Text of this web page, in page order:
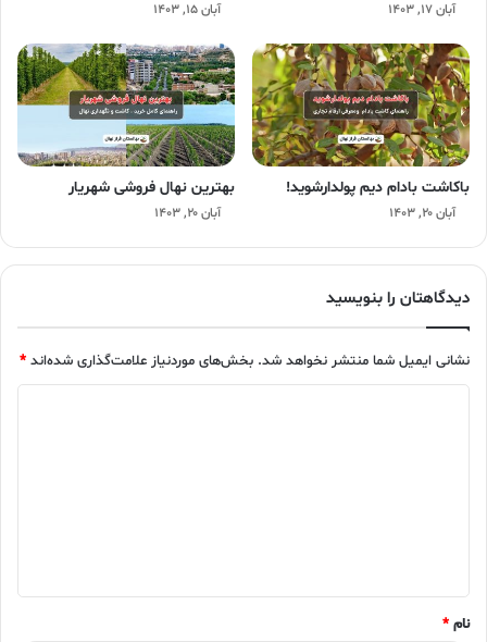
آبان ۱۷, ۱۴۰۳ آبان ۱۵, ۱۴۰۳
باکاشت بادام دیم پولدارشوید!
آبان ۲۰, ۱۴۰۳
بهترین نهال فروشی شهریار
آبان ۲۰, ۱۴۰۳
دیدگاهتان را بنویسید
نشانی ایمیل شما منتشر نخواهد شد. بخش‌های موردنیاز علامت‌گذاری شده‌اند *
*
نام *